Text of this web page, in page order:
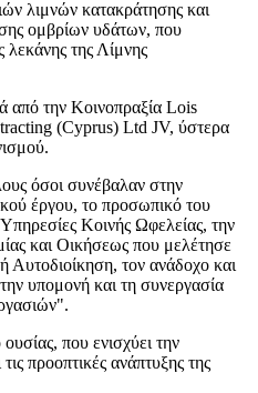
λιμνών κατακράτησης και
ομβρίων υδάτων, που
της Λίμνης
από την Κοινοπραξία Lois
(Cyprus) Ltd JV, ύστερα
όσοι συνέβαλαν στην
έργου, το προσωπικό του
Κοινής Ωφελείας, την
και Οικήσεως που μελέτησε
Αυτοδιοίκηση, τον ανάδοχο και
υπομονή και τη συνεργασία
που ενισχύει την
προοπτικές ανάπτυξης της